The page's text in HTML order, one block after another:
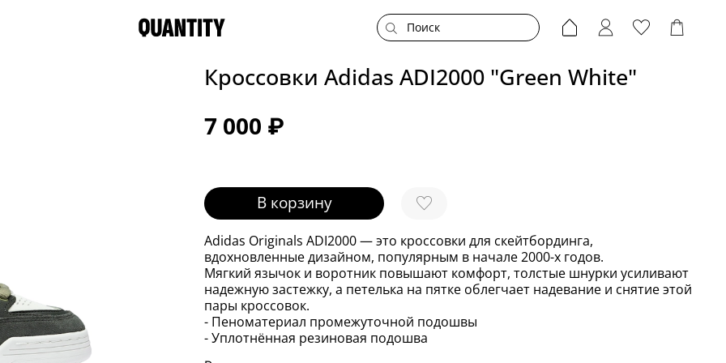
Кроссовки Adidas ADI2000 "Green White"
7 000 ₽
В корзину
Adidas Originals ADI2000 — это кроссовки для скейтбординга,
вдохновленные дизайном, популярным в начале 2000-х годов.
Мягкий язычок и воротник повышают комфорт, толстые шнурки усиливают
надежную застежку, а петелька на пятке облегчает надевание и снятие этой
пары кроссовок.
- Пеноматериал промежуточной подошвы
- Уплотнённая резиновая подошва